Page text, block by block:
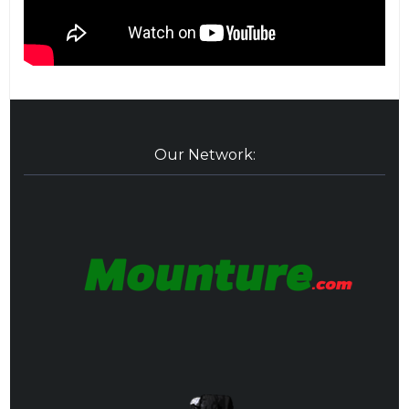
Our Network: